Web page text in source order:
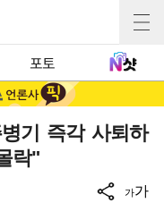
포토
기 즉각 사퇴하
락"
가가